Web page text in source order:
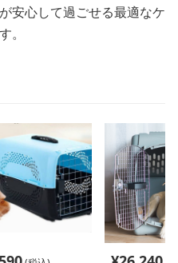
安心して過ごせる最適なケ
。